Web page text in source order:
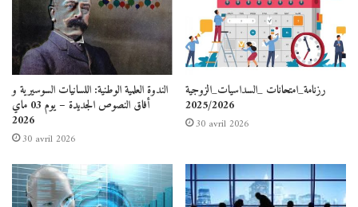
الندوة العلمية الوطنية: اللسانيات السوسيرية و
أفاق النصوص الجديدة – يوم 03 ماي
2026
30 avril 2026
رزنامة_امتحانات _السداسيات_الزوجية
2025/2026
30 avril 2026